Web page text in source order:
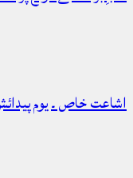
اشاعت خاص ۔ یوم